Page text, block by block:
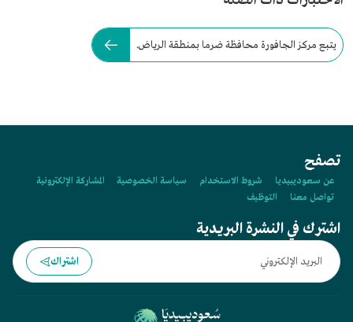
يتبع مركز الجافورة محافظة ضرما بمنطقة الرياض.
تصفح
عن سعوديبيديا شروط الاستخدام سياسة الخصوصية
المشاركة الإلكترونية
تواصل معنا
التوظيف
اشترك في النشرة البريدية
اشتراك